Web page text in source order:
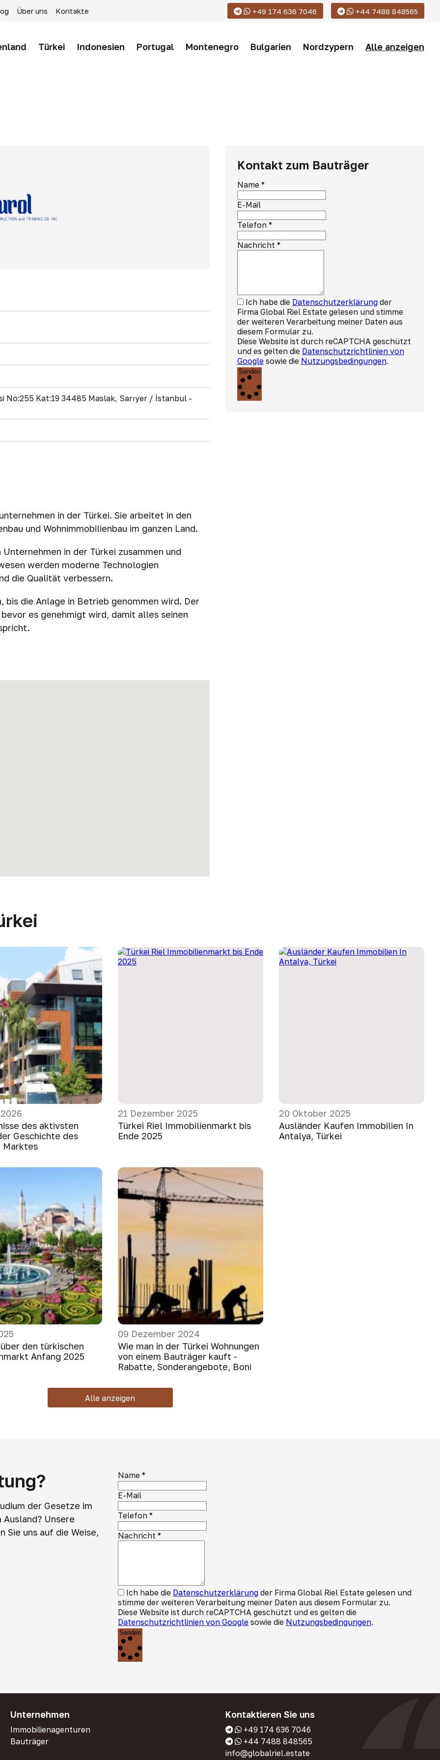
Über uns Kontakte +49 174 636 7046 +44 7488 848565
Türkei Indonesien Portugal Montenegro Bulgarien Nordzypern Alle anzeigen
No:255 Kat:19 34485 Maslak, Sarıyer / İstanbul -
in der Türkei. Sie arbeitet in den
und Wohnimmobilienbau im ganzen Land.
in der Türkei zusammen und
werden moderne Technologien
die Qualität verbessern.
bis die Anlage in Betrieb genommen wird. Der
es genehmigt wird, damit alles seinen
Kontakt zum Bauträger
Name*
E-Mail
Telefon*
Nachricht *
Ich habe die Datenschutzerklärungder
Firma Global Riel Estate gelesen und stimme
der weiteren Verarbeitung meiner Daten aus
diesem Formular zu.
Diese Website ist durch reCAPTCHA geschützt
und es gelten die Datenschutzrichtlinien von
Googlesowie die Nutzungsbedingungen.
Senden
des aktivsten
Geschichte des
Marktes
21 Dezember 2025
Türkei Riel Immobilienmarkt bis
Ende 2025
20 Oktober 2025
Ausländer Kaufen Immobilien In
Antalya, Türkei
den türkischen
Anfang 2025
09 Dezember 2024
Wie man in der Türkei Wohnungen
von einem Bauträger kauft -
Rabatte, Sonderangebote, Boni
Alle anzeigen
der Gesetze im
Unsere
Sie uns auf die Weise,
Name *
E-Mail
Telefon *
Nachricht *
Ich habe die Datenschutzerklärung der Firma Global Riel Estate gelesen und
stimme der weiteren Verarbeitung meiner Daten aus diesem Formular zu.
Diese Website ist durch reCAPTCHA geschützt und es gelten die
Datenschutzrichtlinien von Google sowie die Nutzungsbedingungen.
Senden
Unternehmen
Immobilienagenturen
Bauträger
Kontaktieren Sie uns
+49 174 636 7046
+44 7488 848565
info@globalriel.estate